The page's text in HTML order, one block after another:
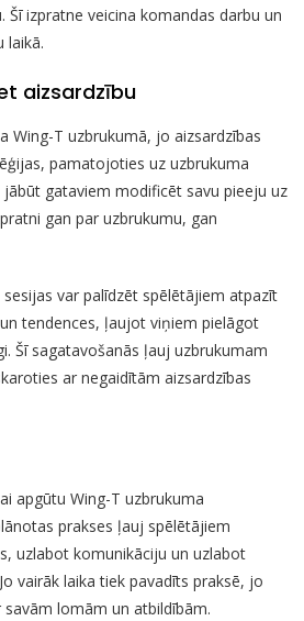
izpratne veicina komandas darbu un
laikā.
aizsardzību
Wing-T uzbrukumā, jo aizsardzības
pamatojoties uz uzbrukuma
gataviem modificēt savu pieeju uz
gan par uzbrukumu, gan
var palīdzēt spēlētājiem atpazīt
tendences, ļaujot viņiem pielāgot
Šī sagatavošanās ļauj uzbrukumam
ar negaidītām aizsardzības
apgūtu Wing-T uzbrukuma
prakses ļauj spēlētājiem
uzlabot komunikāciju un uzlabot
vairāk laika tiek pavadīts praksē, jo
lomām un atbildībām.